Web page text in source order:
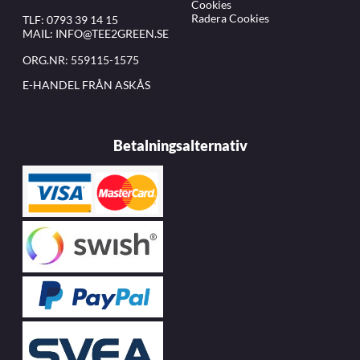
TLF: 0793 39 14 15
MAIL: INFO@TEE2GREEN.SE
ORG.NR: 559115-1575
E-HANDEL FRÅN ASKÅS
Cookies
Radera Cookies
Betalningsalternativ